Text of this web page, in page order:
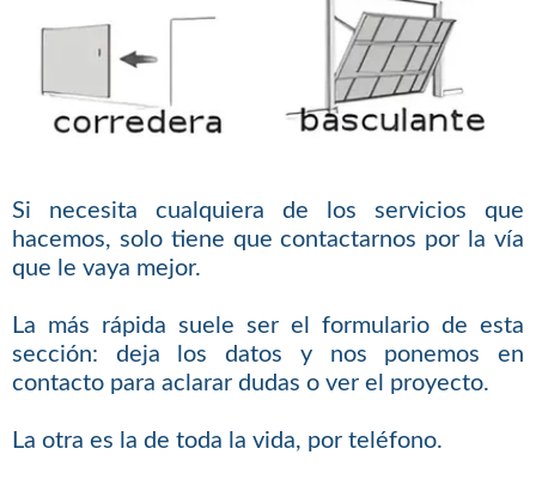
Si necesita cualquiera de los servicios que
hacemos, solo tiene que contactarnos por la vía
que le vaya mejor.
La más rápida suele ser el formulario de esta
sección: deja los datos y nos ponemos en
contacto para aclarar dudas o ver el proyecto.
La otra es la de toda la vida, por teléfono.